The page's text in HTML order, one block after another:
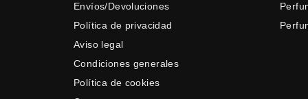
Envíos/Devoluciones
Política de privacidad
Aviso legal
Condiciones generales
Política de cookies